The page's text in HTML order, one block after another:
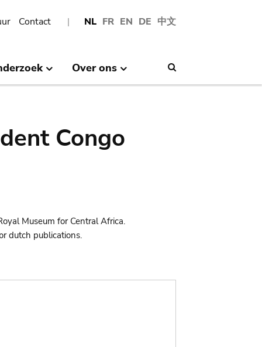
NL FR EN DE 中文
Contact
Over ons
Congo
Museum for Central Africa.
dutch publications.